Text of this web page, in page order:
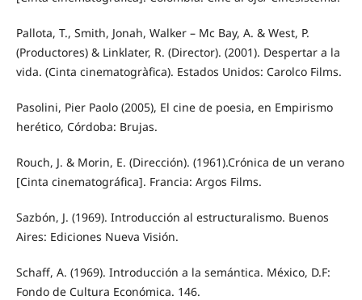
Pallota, T., Smith, Jonah, Walker – Mc Bay, A. & West, P.
(Productores) & Linklater, R. (Director). (2001). Despertar a la
vida. (Cinta cinematogràfica). Estados Unidos: Carolco Films.
Pasolini, Pier Paolo (2005), El cine de poesia, en Empirismo
herético, Córdoba: Brujas.
Rouch, J. & Morin, E. (Dirección). (1961).Crónica de un verano
[Cinta cinematográfica]. Francia: Argos Films.
Sazbón, J. (1969). Introducción al estructuralismo. Buenos
Aires: Ediciones Nueva Visión.
Schaff, A. (1969). Introducción a la semántica. México, D.F:
Fondo de Cultura Económica. 146.